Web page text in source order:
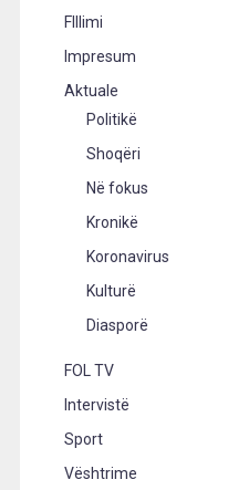
FIllimi
Impresum
Aktuale
Politikë
Shoqëri
Në fokus
Kronikë
Koronavirus
Kulturë
Diasporë
FOL TV
Intervistë
Sport
Vështrime